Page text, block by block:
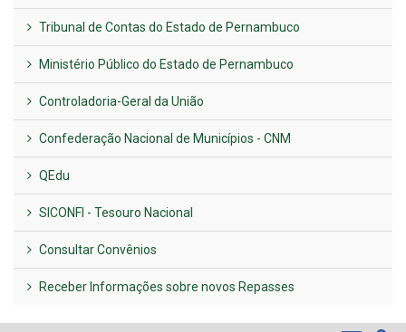
Tribunal de Contas do Estado de Pernambuco
Ministério Público do Estado de Pernambuco
Controladoria-Geral da União
Confederação Nacional de Municípios - CNM
QEdu
SICONFI - Tesouro Nacional
Consultar Convênios
Receber Informações sobre novos Repasses